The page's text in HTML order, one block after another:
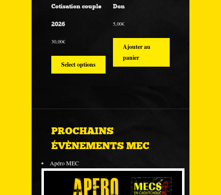
Cotisation couple
2026
30,00€
Select options
Don
5,00€
Ajouter au
panier
PROCHAINS
ÉVÈNEMENTS MEC
Apéro MEC